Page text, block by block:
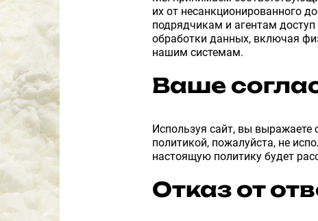
их от несанкционированного
подрядчикам и агентам
обработки данных, включая
нашим системам.
Ваше
Используя сайт, вы выражаете
политикой, пожалуйста, не
настоящую политику будет
Отказ от